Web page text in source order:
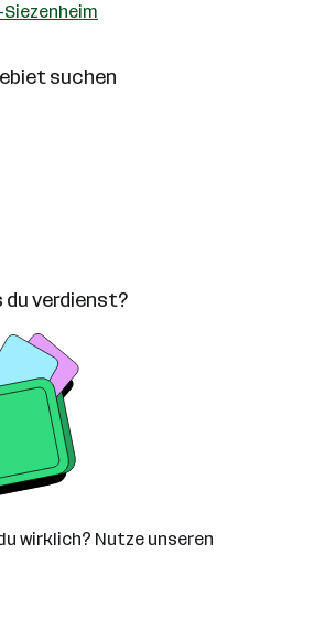
suchen
du verdienst?
wirklich? Nutze unseren